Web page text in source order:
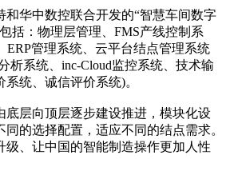
华中数控联合开发的“智慧车间数字
括：物理层管理、FMS产线控制系
ERP管理系统、云平台结点管理系统
析系统、inc-Cloud监控系统、技术输
统、诚信评价系统)。
层向顶层逐步建设推进，模块化设
的选择配置，适应不同的结点需求。
级、让中国的智能制造操作更加人性